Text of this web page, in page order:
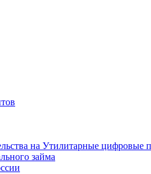
на Утилитарные цифровые
займа